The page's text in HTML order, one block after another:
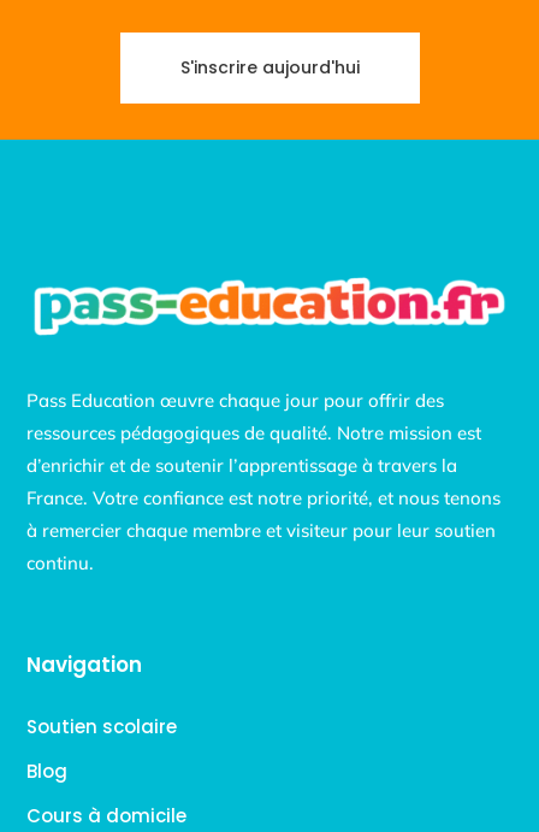
S'inscrire aujourd'hui
Pass Education œuvre chaque jour pour offrir des
ressources pédagogiques de qualité. Notre mission est
d’enrichir et de soutenir l’apprentissage à travers la
France. Votre confiance est notre priorité, et nous tenons
à remercier chaque membre et visiteur pour leur soutien
continu.
Navigation
Soutien scolaire
Blog
Cours à domicile